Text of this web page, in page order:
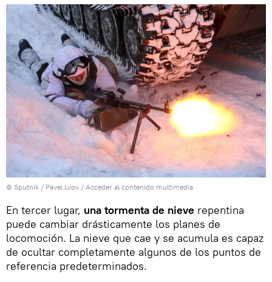
© Sputnik / Pavel Lvov / Acceder al contenido multimedia
En tercer lugar, una tormenta de nieve repentina
puede cambiar drásticamente los planes de
locomoción. La nieve que cae y se acumula es capaz
de ocultar completamente algunos de los puntos de
referencia predeterminados.